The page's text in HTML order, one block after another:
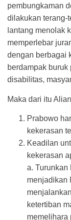
pembungkaman
dilakukan terang-
lantang menolak
memperlebar
dengan berbagai
berdampak
disabilitas,
Maka dari itu
Prabowo
kekerasan
Keadilan
kekerasan
a. Turunkan
menjadikan
ketertiban
memelihara